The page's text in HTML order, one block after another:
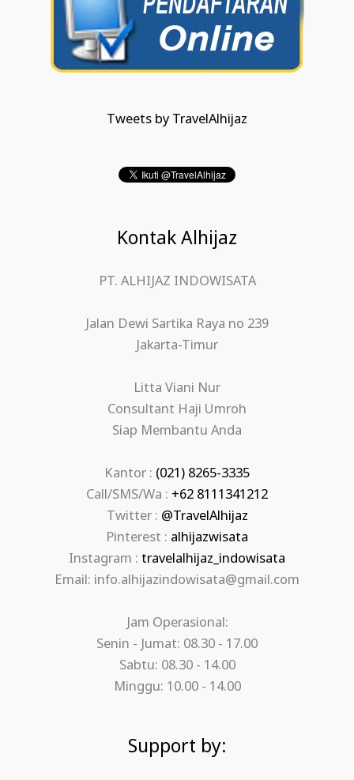
Tweets by TravelAlhijaz
Kontak Alhijaz
PT. ALHIJAZ INDOWISATA
Jalan Dewi Sartika Raya no 239
Jakarta-Timur
Litta Viani Nur
Consultant Haji Umroh
Siap Membantu Anda
Kantor : (021) 8265-3335
Call/SMS/Wa : +62 8111341212
Twitter : @TravelAlhijaz
Pinterest : alhijazwisata
Instagram : travelalhijaz_indowisata
Email: info.alhijazindowisata@gmail.com
Jam Operasional:
Senin - Jumat: 08.30 - 17.00
Sabtu: 08.30 - 14.00
Minggu: 10.00 - 14.00
Support by: